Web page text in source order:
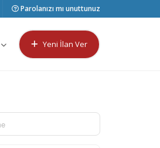
Parolanızı mı unuttunuz
Yeni İlan Ver